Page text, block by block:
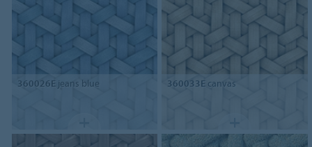
360026Ejeans blue 360033E canvas